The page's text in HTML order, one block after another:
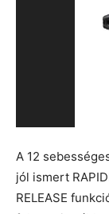
A 12
jól ismert
RELEASE